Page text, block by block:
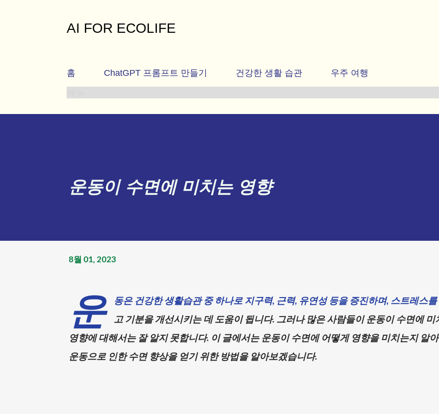
AI FOR ECOLIFE
홈 ChatGPT 프롬프트 만들기 건강한 생활 습관
우주 여행
운동이 수면에 미치는 영향
8월 01, 2023
운
동은 건강한 생활습관 중 하나로 지구력, 근력, 유연성 등을 증진하며, 스트레스
고 기분을 개선시키는 데 도움이 됩니다. 그러나 많은 사람들이 운동이 수면에 미
영향에 대해서는 잘 알지 못합니다. 이 글에서는 운동이 수면에 어떻게 영향을 미치는지 알
운동으로 인한 수면 향상을 얻기 위한 방법을 알아보겠습니다.